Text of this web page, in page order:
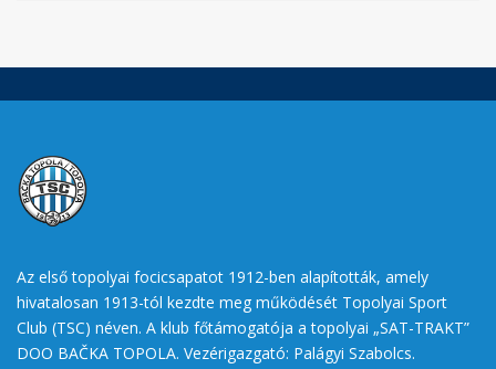
Az első topolyai focicsapatot 1912-ben alapították, amely
hivatalosan 1913-tól kezdte meg működését Topolyai Sport
Club (TSC) néven. A klub főtámogatója a topolyai „SAT-TRAKT”
DOO BAČKA TOPOLA. Vezérigazgató: Palágyi Szabolcs.